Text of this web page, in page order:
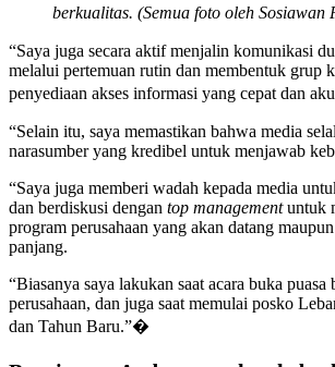
berkualitas. (Semua foto oleh
“Saya juga secara aktif menjalin komunikasi
melalui pertemuan rutin dan membentuk grup
penyediaan akses informasi yang cepat dan
“Selain itu, saya memastikan bahwa media
narasumber yang kredibel untuk menjawab
“Saya juga memberi wadah kepada media
dan berdiskusi dengan top managementuntuk
program perusahaan yang akan datang
panjang.
“Biasanya saya lakukan saat acara buka
perusahaan, dan juga saat memulai posko
dan Tahun Baru.”�